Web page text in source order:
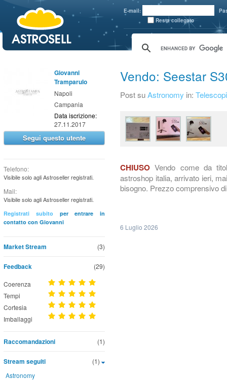
E-mail:
Resta collegato
Giovanni
Tramparulo
Napoli
Campania
Data iscrizione:
27.11.2017
Segui questo utente
Telefono:
Visibile solo agli Astroseller registrati.
Mail:
Visibile solo agli Astroseller registrati.
Registrati subitoper entrare in
contatto con Giovanni
(3)
Market Stream
Feedback (29)
Coerenza
Tempi
Cortesia
Imballaggi
(1)
Raccomandazioni
(1)
Stream seguiti
Astronomy
Vendo: Seestar
Post suAstronomy in: Telescopi
CHIUSO Vendo come da
astroshop italia, arrivato ieri,
bisogno. Prezzo comprensivo
6 Luglio 2026